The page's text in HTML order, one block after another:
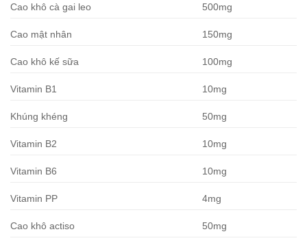
Cao khô cà gai leo 500mg
Cao mật nhân 150mg
Cao khô kế sữa 100mg
Vitamin B1 10mg
Khúng khéng 50mg
Vitamin B2 10mg
Vitamin B6 10mg
Vitamin PP 4mg
Cao khô actiso 50mg